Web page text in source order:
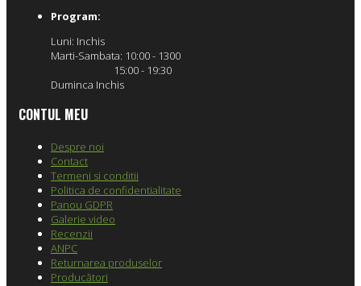
Program:
Luni: Inchis
Marti-Sambata: 10:00 - 1300
15:00 - 19:30
Duminca Inchis
CONTUL MEU
Despre noi
Contact
Termeni si conditii
Politica de confidentialitate
Panou GDPR
Galerie video
Recenzii
ANPC
Returnarea produselor
Producători